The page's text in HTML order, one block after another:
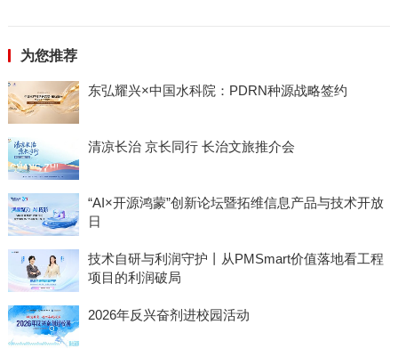
为您推荐
东弘耀兴×中国水科院：PDRN种源战略签约
清凉长治 京长同行 长治文旅推介会
“AI×开源鸿蒙”创新论坛暨拓维信息产品与技术开放
日
技术自研与利润守护丨从PMSmart价值落地看工程
项目的利润破局
2026年反兴奋剂进校园活动